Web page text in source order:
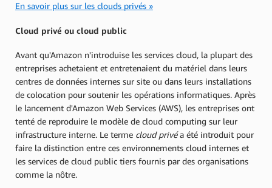
En savoir plus sur les clouds privés »
Cloud privé ou cloud public
Avant qu'Amazon n'introduise les services cloud, la plupart des
entreprises achetaient et entretenaient du matériel dans leurs
centres de données internes sur site ou dans leurs installations
de colocation pour soutenir les opérations informatiques. Après
le lancement d'Amazon Web Services (AWS), les entreprises ont
tenté de reproduire le modèle de cloud computing sur leur
infrastructure interne. Le terme cloud privéa été introduit pour
faire la distinction entre ces environnements cloud internes et
les services de cloud public tiers fournis par des organisations
comme la nôtre.